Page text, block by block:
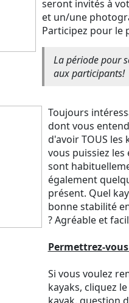
seront invités à
et un/une
Participez pour le
La période pour
aux participants!
Toujours
dont vous
d'avoir TOUS
vous puissiez les
sont
également
présent. Quel
bonne stabilité
? Agréable et
Permettrez-
Si vous voulez
kayaks, cliquez